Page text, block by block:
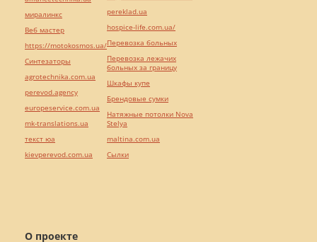
О проекте
миралинкс
Веб мастер
https://motokosmos.ua/
Синтезаторы
agrotechnika.com.ua
perevod.agency
europeservice.com.ua
mk-translations.ua
текст юа
kievperevod.com.ua
pereklad.ua
hospice-life.com.ua/
Перевозка больных
Перевозка лежачих
больных за границу
Шкафы купе
Брендовые сумки
Натяжные потолки Nova
Stelya
maltina.com.ua
Cылки